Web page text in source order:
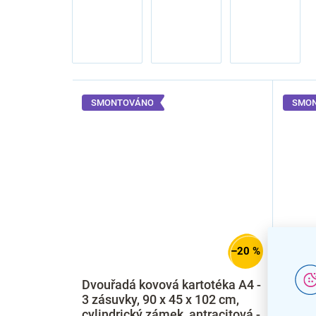
SMONTOVÁNO
–20 %
Dvouřadá kovová kartotéka A4 -
3 zásuvky, 90 x 45 x 102 cm,
3